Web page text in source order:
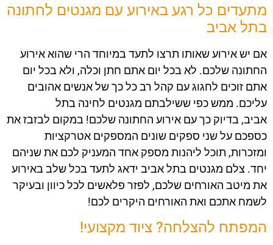
מתעדים כל רגע באירוע עם מגנטים לחתונה
בתל אביב
אם יש אירוע שאותו תרצו לתעד במיוחד הרי שהוא אירוע
החתונה שלכם. לא בכל יום אתם חתן וכלה, ולא בכל יום
אתם זוכים לחגוג עם קהל רב כל כך של אנשים אהובים
עליכם. ממש כפי ששילבתם מגנטים לחינה בתל
אביב,בדיוק כך עם אירוע החתונה שלכם! במקום לבזבז את
כספכם על שני ספקים שונים המספקים אטרקציות
ומזכרות, תוכל ליהנות מספק אחד המעניק לכם את שניהם
יחד. צלם מגנטים בתל אביבידאג לתעד בכל שלב באירוע
את מיטב האורחים שלכם, לפזר פלאשים לכל כיוון ובעיקר
לשמח אתכם ואת האורחים היקרים לכם!
המפתח להצלחה? ציוד מקצועי!